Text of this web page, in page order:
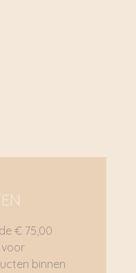
€ 75,00
binnen